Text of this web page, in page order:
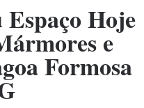
Hoje
e
Formosa